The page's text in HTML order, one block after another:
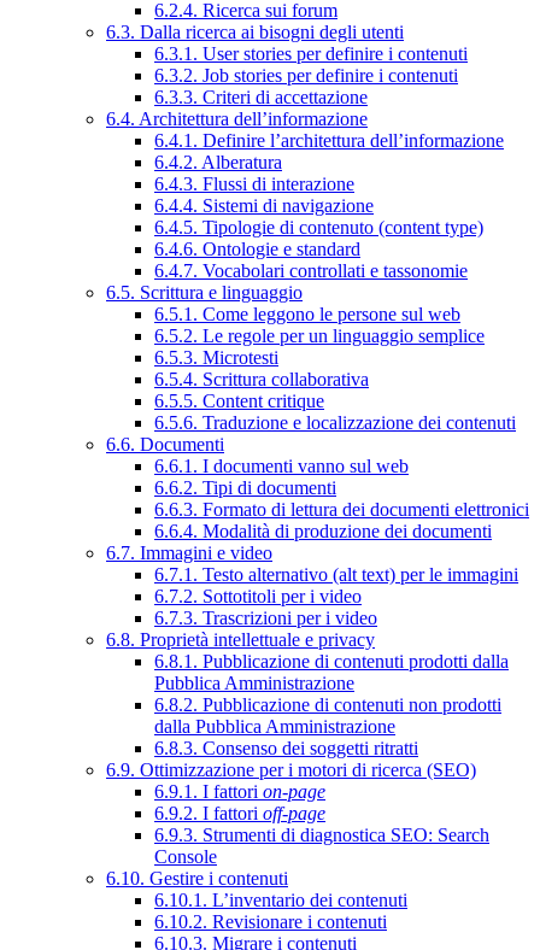
6.2.4. Ricerca sui forum
6.3. Dalla ricerca ai bisogni degli utenti
6.3.1. User stories per definire i contenuti
6.3.2. Job stories per definire i contenuti
6.3.3. Criteri di accettazione
6.4. Architettura dell’informazione
6.4.1. Definire l’architettura dell’informazione
6.4.2. Alberatura
6.4.3. Flussi di interazione
6.4.4. Sistemi di navigazione
6.4.5. Tipologie di contenuto (content type)
6.4.6. Ontologie e standard
6.4.7. Vocabolari controllati e tassonomie
6.5. Scrittura e linguaggio
6.5.1. Come leggono le persone sul web
6.5.2. Le regole per un linguaggio semplice
6.5.3. Microtesti
6.5.4. Scrittura collaborativa
6.5.5. Content critique
6.5.6. Traduzione e localizzazione dei contenuti
6.6. Documenti
6.6.1. I documenti vanno sul web
6.6.2. Tipi di documenti
6.6.3. Formato di lettura dei documenti elettronici
6.6.4. Modalità di produzione dei documenti
6.7. Immagini e video
6.7.1. Testo alternativo (alt text) per le immagini
6.7.2. Sottotitoli per i video
6.7.3. Trascrizioni per i video
6.8. Proprietà intellettuale e privacy
6.8.1. Pubblicazione di contenuti prodotti dalla
Pubblica Amministrazione
6.8.2. Pubblicazione di contenuti non prodotti
dalla Pubblica Amministrazione
6.8.3. Consenso dei soggetti ritratti
6.9. Ottimizzazione per i motori di ricerca (SEO)
6.9.1. I fattori on-page
6.9.2. I fattori off-page
6.9.3. Strumenti di diagnostica SEO: Search
Console
6.10. Gestire i contenuti
6.10.1. L’inventario dei contenuti
6.10.2. Revisionare i contenuti
6.10.3. Migrare i contenuti